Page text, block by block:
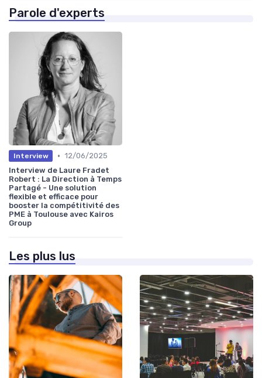
Parole d'experts
Interview • 12/06/2025
Interview de Laure Fradet
Robert : La Direction à Temps
Partagé - Une solution
flexible et efficace pour
booster la compétitivité des
PME à Toulouse avec Kairos
Group
Les plus lus